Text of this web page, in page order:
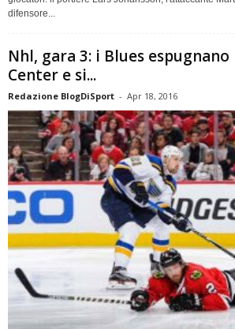
difensore...
Nhl, gara 3: i Blues
Center e si...
Redazione BlogDiSport - Apr 18, 2016